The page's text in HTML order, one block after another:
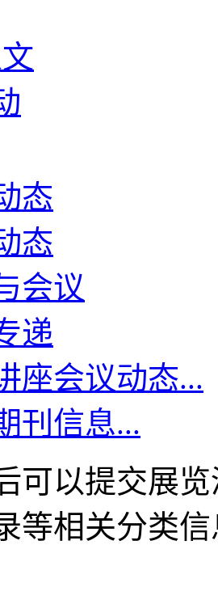
态
态
会议
递
座会议动态...
刊信息...
可以提交展
等相关分类